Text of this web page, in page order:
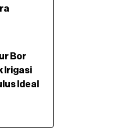
Bor
Irigasi
Ideal